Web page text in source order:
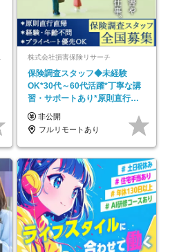
株式会社損害保険リサーチ
保険調査スタッフ◆未経験
OK*30代～60代活躍*丁寧な講
習・サポートあり*原則直行直
帰／全国募集・業務委託
非公開
フルリモートあり